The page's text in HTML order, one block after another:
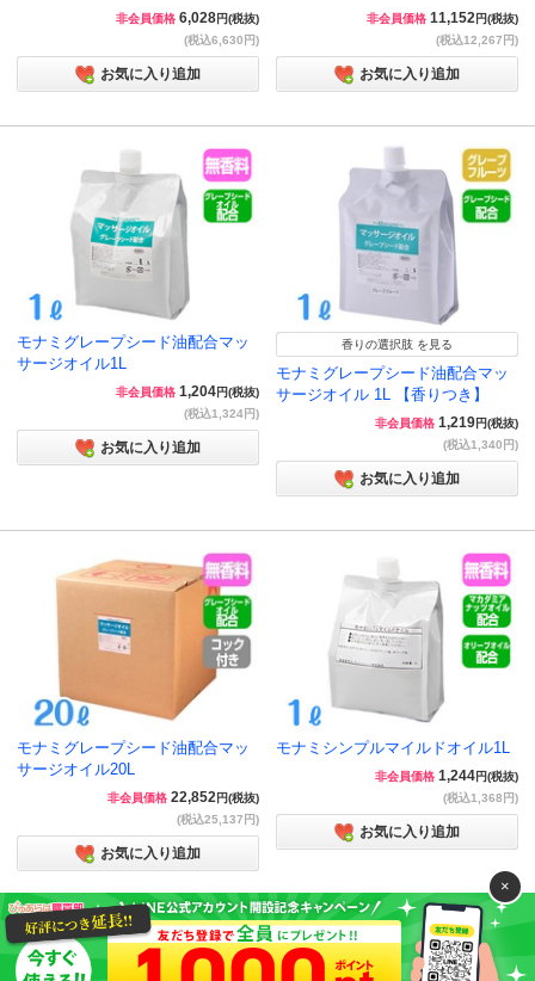
×
非会員価格 6,028円(税抜)
(税込6,630円)
お気に入り追加
非会員価格 11,152 円(税抜)
(税込12,267円)
お気に入り追加
モナミグレープシード油配合マッ
サージオイル1L
非会員価格 1,204円(税抜)
(税込1,324円)
お気に入り追加
香りの選択肢 を見る
モナミグレープシード油配合マッ
サージオイル 1L 【香りつき】
非会員価格 1,219円(税抜)
(税込1,340円)
お気に入り追加
モナミグレープシード油配合マッ
サージオイル20L
非会員価格 22,852円(税抜)
(税込25,137円)
お気に入り追加
モナミシンプルマイルドオイル1L
非会員価格 1,244円(税抜)
(税込1,368円)
お気に入り追加
ページの先頭へ